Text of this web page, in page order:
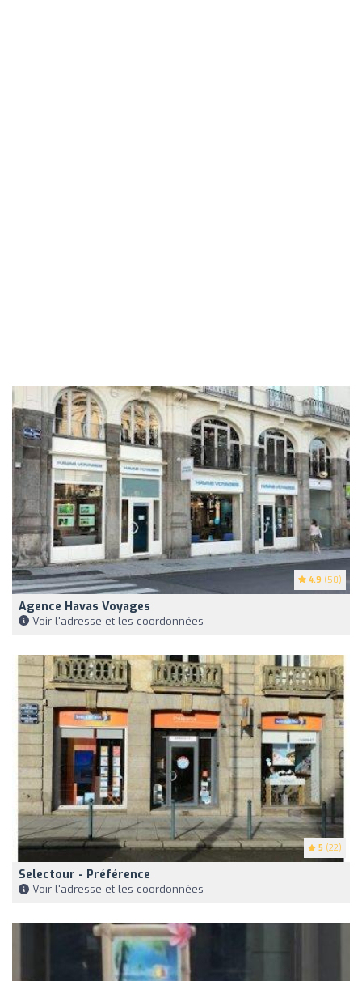
4.9 (50)
Agence Havas Voyages
Voir l'adresse et les coordonnées
5 (22)
Selectour - Préférence
Voir l'adresse et les coordonnées